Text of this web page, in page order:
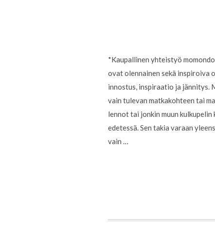
*Kaupallinen yhteistyö
ovat olennainen sekä inspiroiva
innostus, inspiraatio ja jännitys.
vain tulevan matkakohteen tai
lennot tai jonkin muun
edetessä. Sen takia varaan
vain …